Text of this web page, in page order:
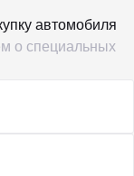
автомобиля
о специальных